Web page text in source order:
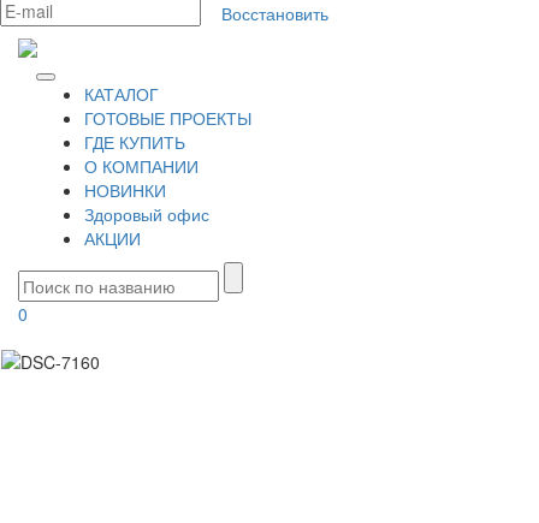
Восстановить
КАТАЛОГ
ГОТОВЫЕ ПРОЕКТЫ
ГДЕ КУПИТЬ
О КОМПАНИИ
НОВИНКИ
Здоровый офис
АКЦИИ
0